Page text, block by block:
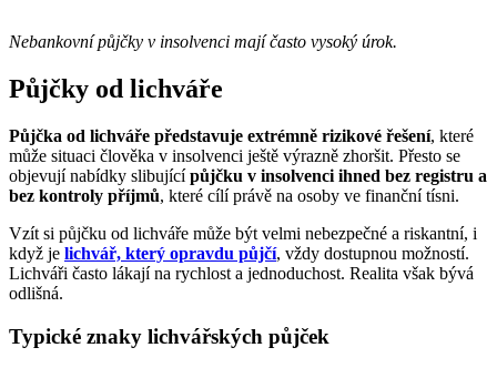
Nebankovní půjčky v insolvenci mají často vysoký úrok.
Půjčky od lichváře
Půjčka od lichváře představuje extrémně rizikové řešení, které
může situaci člověka v insolvenci ještě výrazně zhoršit. Přesto se
objevují nabídky slibujícípůjčku v insolvenci ihned bez registru a
bez kontroly příjmů, které cílí právě na osoby ve finanční tísni.
Vzít si půjčku od lichváře může být velmi nebezpečné a riskantní, i
když je lichvář, který opravdu půjčí, vždy dostupnou možností.
Lichváři často lákají na rychlost a jednoduchost. Realita však bývá
odlišná.
Typické znaky lichvářských půjček